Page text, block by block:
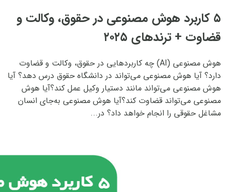
۵ کاربرد هوش مصنوعی در حقوق، وکالت و
قضاوت + ترندهای ۲۰۲۵
هوش مصنوعی (AI) چه کاربردهایی در حقوق، وکالت و قضاوت
دارد؟ آیا هوش مصنوعی می‌تواند در دانشگاه حقوق درس دهد؟ آیا
هوش مصنوعی می‌تواند مانند دستیار وکیل عمل کند؟آیا هوش
مصنوعی می‌تواند قضاوت کند؟آیا هوش مصنوعی به‌جای انسان
مشاغل حقوقی را انجام خواهد داد؟ در...